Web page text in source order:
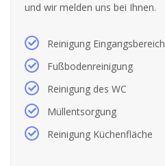
und wir melden uns bei Ihnen.
Reinigung Eingangsbereich
Fußbodenreinigung
Reinigung des WC
Müllentsorgung
Reinigung Küchenfläche